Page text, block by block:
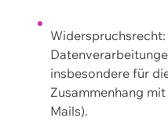
insbesondere für
Zusammenhang
Mails).